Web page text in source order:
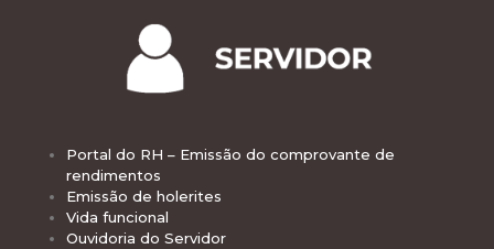
Portal do RH – Emissão do comprovante de
rendimentos
Emissão de holerites
Vida funcional
Ouvidoria do Servidor